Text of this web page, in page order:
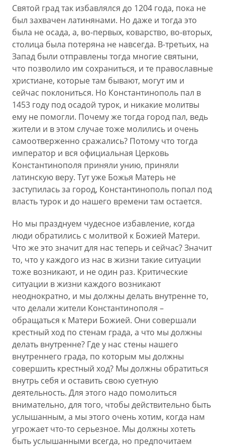
Святой град так избавлялся до 1204 года, пока не
был захвачен латинянами. Но даже и тогда это
была не осада, а, во-первых, коварство, во-вторых,
столица была потеряна не навсегда. В-третьих, на
Запад были отправлены тогда многие святыни,
что позволило им сохраниться, и те православные
христиане, которые там бывают, могут им и
сейчас поклониться. Но Константинополь пал в
1453 году под осадой турок, и никакие молитвы
ему не помогли. Почему же тогда город пал, ведь
жители и в этом случае тоже молились и очень
самоотверженно сражались? Потому что тогда
император и вся официальная Церковь
Константинополя приняли унию, приняли
латинскую веру. Тут уже Божья Матерь не
заступилась за город, Константинополь попал под
власть турок и до нашего времени там остается.
Но мы празднуем чудесное избавление, когда
люди обратились с молитвой к Божией Матери.
Что же это значит для нас теперь и сейчас? Значит
то, что у каждого из нас в жизни такие ситуации
тоже возникают, и не один раз. Критические
ситуации в жизни каждого возникают
неоднократно, и мы должны делать внутренне то,
что делали жители Константинополя –
обращаться к Матери Божией. Они совершали
крестный ход по стенам града, а что мы должны
делать внутренне? Где у нас стены нашего
внутреннего града, по которым мы должны
совершить крестный ход? Мы должны обратиться
внутрь себя и оставить свою суетную
деятельность. Для этого надо помолиться
внимательно, для того, чтобы действительно быть
услышанным, а мы этого очень хотим, когда нам
угрожает что-то серьезное. Мы должны хотеть
быть услышанными всегда, но предпочитаем